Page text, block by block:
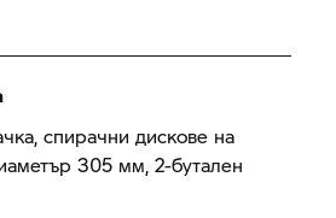
спирачни дискове на
305 мм, 2-бутален